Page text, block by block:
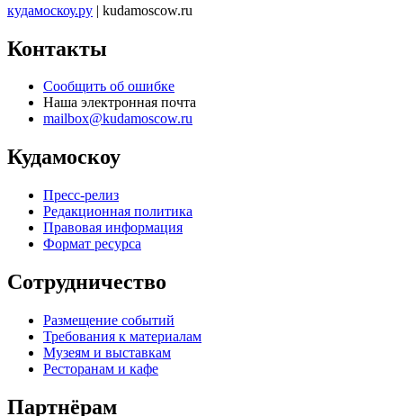
кудамоскоу.ру | kudamoscow.ru
Контакты
Сообщить об ошибке
Наша электронная почта
mailbox@kudamoscow.ru
Кудамоскоу
Пресс-релиз
Редакционная политика
Правовая информация
Формат ресурса
Сотрудничество
Размещение событий
Требования к материалам
Музеям и выставкам
Ресторанам и кафе
Партнёрам